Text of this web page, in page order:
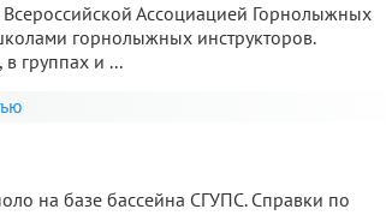
Ассоциацией Горнолыжных
горнолыжных инструкторов.
группах и ...
на базе бассейна СГУПС. Справки по